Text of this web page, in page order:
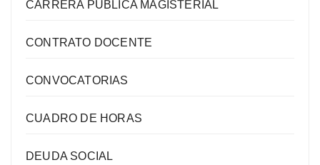
CARRERA PÚBLICA MAGISTERIAL
CONTRATO DOCENTE
CONVOCATORIAS
CUADRO DE HORAS
DEUDA SOCIAL